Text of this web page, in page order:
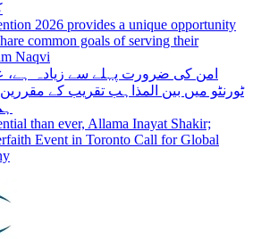
2026 provides a unique opportunity
common goals of serving their
Naqvi
امن کی ضرورت پہلے سے زیادہ ہے،
ٹورنٹو میں بین المذاہب تقریب کے
than ever, Allama Inayat Shakir;
Event in Toronto Call for Global